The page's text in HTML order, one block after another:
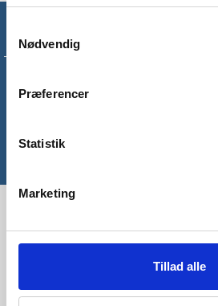
Nødvendig
Præferencer
Statistik
Marketing
Tillad alle
Tilmeld dig vores nyhedsbrev og
Tlf:42 55 59 19